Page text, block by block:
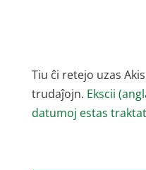
Tiu ĉi retejo uzas
trudaĵojn. Ekscii
datumoj estas